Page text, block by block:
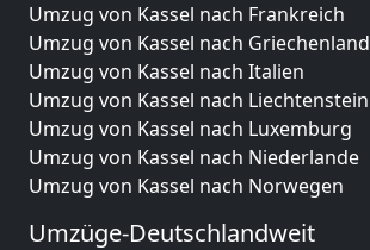
Umzug von Kassel nach Frankreich
Umzug von Kassel nach Griechenland
Umzug von Kassel nach Italien
Umzug von Kassel nach Liechtenstein
Umzug von Kassel nach Luxemburg
Umzug von Kassel nach Niederlande
Umzug von Kassel nach Norwegen
Umzüge-Deutschlandweit